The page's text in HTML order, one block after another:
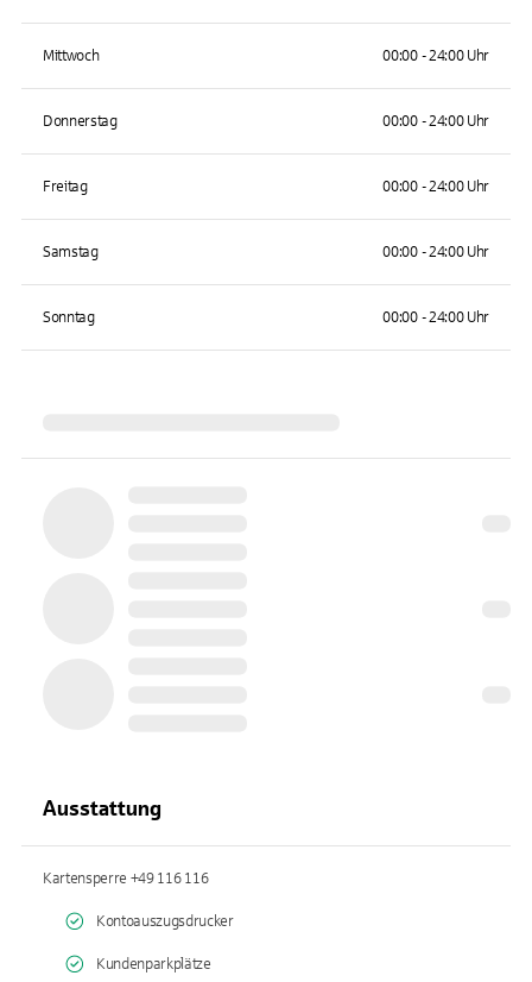
Mittwoch 00:00 - 24:00 Uhr
Donnerstag 00:00 - 24:00 Uhr
Freitag 00:00 - 24:00 Uhr
Samstag 00:00 - 24:00 Uhr
Sonntag 00:00 - 24:00 Uhr
Ausstattung
Kartensperre +49 116 116
Kontoauszugsdrucker
Kundenparkplätze